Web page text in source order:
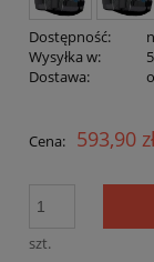
Dostępność:
Wysyłka w:
Dostawa:
Cena nie
Cena: 593,90
szt.